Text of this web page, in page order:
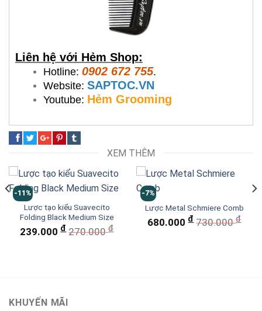
Liên hệ với Hẻm Shop:
Hotline: 0902 672 755.
Website: SAPTOC.VN
Youtube: Hẻm Grooming
XEM THÊM
-11%
Lược tạo kiểu Suavecito
Folding Black Medium Size
239.000đ 270.000đ
-7%
Lược Metal Schmiere Comb
680.000đ 730.000đ
KHUYẾN MÃI